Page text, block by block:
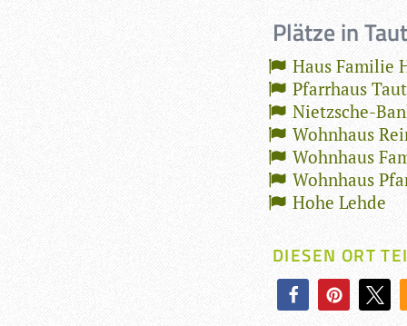
Plätze in
Haus Familie
Pfarrhaus
Nietzsche-
Wohnhaus
Wohnhaus
Wohnhaus
Hohe Lehde
DIESEN ORT